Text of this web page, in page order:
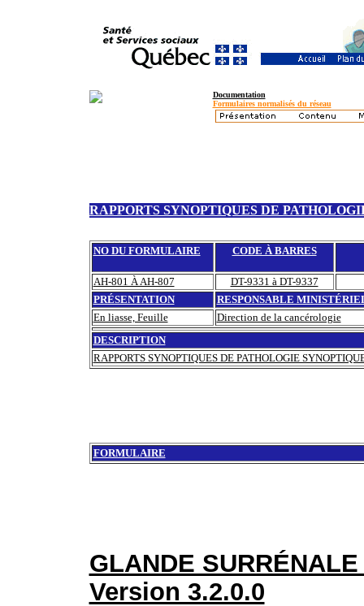
Documentation
Formulaires normalisés du réseau
RAPPORTS SYNOPTIQUES DE
NO DU FORMULAIRE CODE À BARRES
AH-801 À AH-807
DT-9331 à DT-9337
PRÉSENTATION
RESPONSABLE
En liasse, Feuille
Direction de la cancérologie
DESCRIPTION
RAPPORTS SYNOPTIQUES DE PATHOLOGIE
FORMULAIRE
GLANDE
Version 3.2.0.0